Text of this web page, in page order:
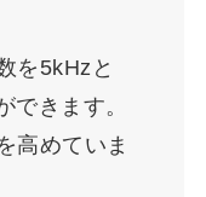
を5kHzと
できます。
高めていま